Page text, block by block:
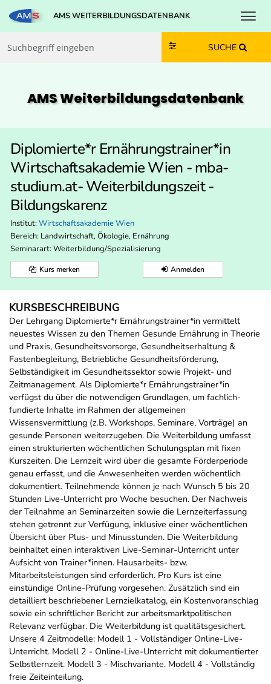
Zum Inhalt springen
Zum Navmenü springen
Zur Suche springen
Zur Footer springen
AMS WEITERBILDUNGSDATENBANK
SUCHE
AMS Weiterbildungs­datenbank
Diplomierte*r Ernährungstrainer*in
Wirtschaftsakademie Wien - mba-
studium.at- Weiterbildungszeit -
Bildungskarenz
Institut: Wirtschaftsakademie Wien
Bereich: Landwirtschaft, Ökologie, Ernährung
Seminarart: Weiterbildung/Spezialisierung
Kurs merken Anmelden
KURSBESCHREIBUNG
Der Lehrgang Diplomierte*r Ernährungstrainer*in vermittelt
neuestes Wissen zu den Themen Gesunde Ernährung in Theorie
und Praxis, Gesundheitsvorsorge, Gesundheitserhaltung &
Fastenbegleitung, Betriebliche Gesundheitsförderung,
Selbständigkeit im Gesundheitssektor sowie Projekt- und
Zeitmanagement. Als Diplomierte*r Ernährungstrainer*in
verfügst du über die notwendigen Grundlagen, um fachlich-
fundierte Inhalte im Rahmen der allgemeinen
Wissensvermittlung (z.B. Workshops, Seminare, Vorträge) an
gesunde Personen weiterzugeben. Die Weiterbildung umfasst
einen strukturierten wöchentlichen Schulungsplan mit fixen
Kurszeiten. Die Lernzeit wird über die gesamte Förderperiode
genau erfasst, und die Anwesenheiten werden wöchentlich
dokumentiert. Teilnehmende können je nach Wunsch 5 bis 20
Stunden Live-Unterricht pro Woche besuchen. Der Nachweis
der Teilnahme an Seminarzeiten sowie die Lernzeiterfassung
stehen getrennt zur Verfügung, inklusive einer wöchentlichen
Übersicht über Plus- und Minusstunden. Die Weiterbildung
beinhaltet einen interaktiven Live-Seminar-Unterricht unter
Aufsicht von Trainer*innen. Hausarbeits- bzw.
Mitarbeitsleistungen sind erforderlich. Pro Kurs ist eine
einstündige Online-Prüfung vorgesehen. Zusätzlich sind ein
detailliert beschriebener Lernzielkatalog, ein Kostenvoranschlag
sowie ein schriftlicher Bericht zur arbeitsmarktpolitischen
Relevanz verfügbar. Die Weiterbildung ist qualitätsgesichert.
Unsere 4 Zeitmodelle: Modell 1 - Vollständiger Online-Live-
Unterricht. Modell 2 - Online-Live-Unterricht mit dokumentierter
Selbstlernzeit. Modell 3 - Mischvariante. Modell 4 - Vollständig
freie Zeiteinteilung.